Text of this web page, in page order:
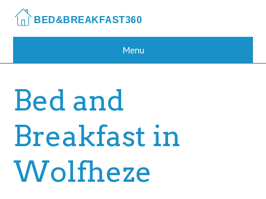
main
Menu
Bed and
Breakfast in
Wolfheze